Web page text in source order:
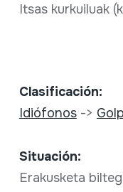
Itsas kurkuiluak
Clasificación:
Idiófonos->
Situación:
Erakusketa